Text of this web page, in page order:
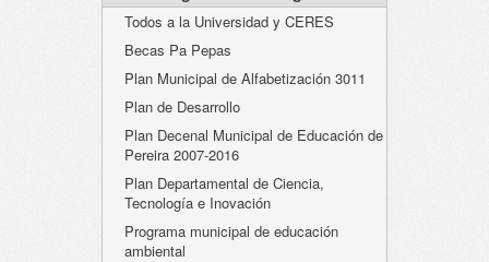
Todos a la Universidad y CERES
Becas Pa Pepas
Plan Municipal de Alfabetización 3011
Plan de Desarrollo
Plan Decenal Municipal de Educación de
Pereira 2007-2016
Plan Departamental de Ciencia,
Tecnología e Inovación
Programa municipal de educación
ambiental